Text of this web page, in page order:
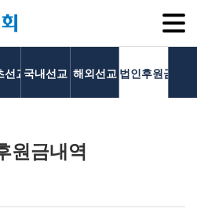
선교회국내선교 해외선교 법인후원금내역
원금내역